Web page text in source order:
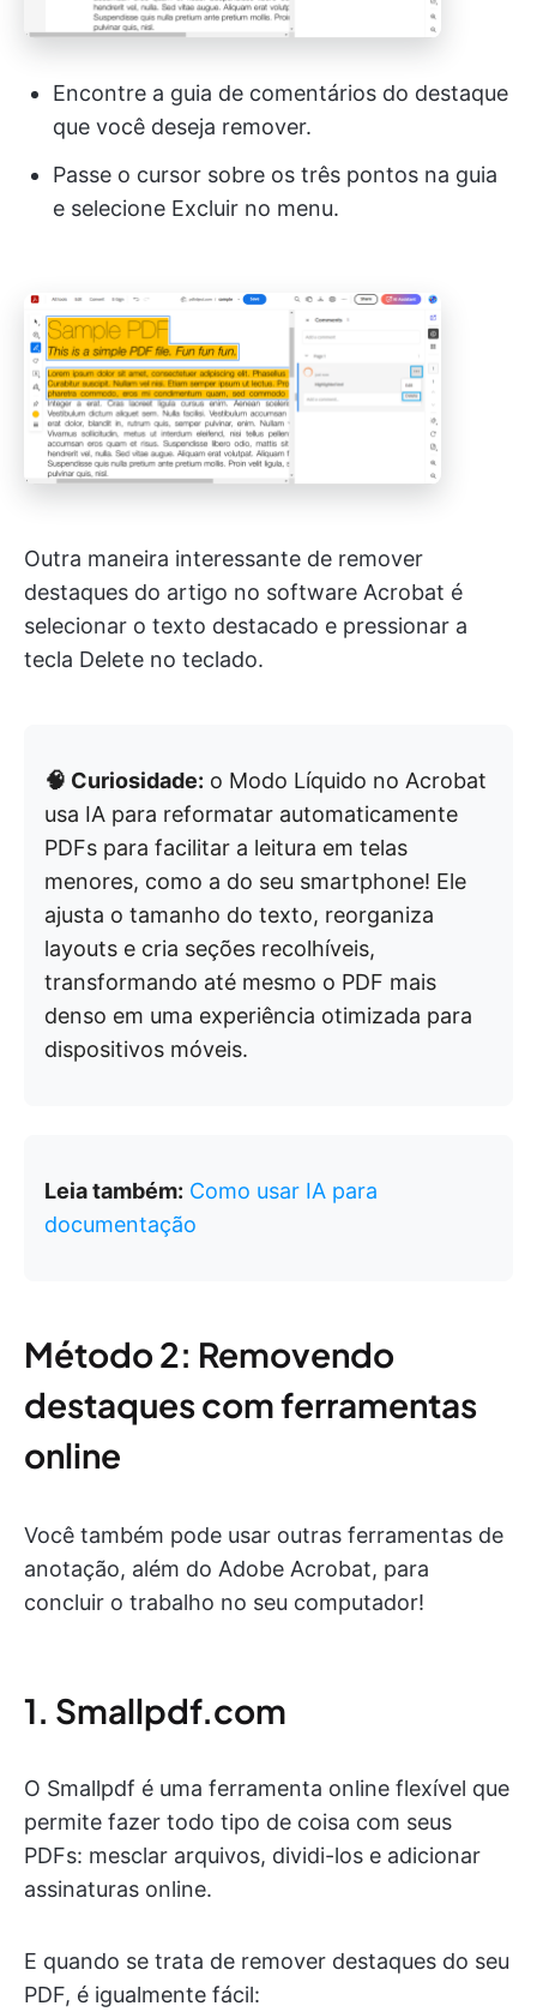
Encontre a guia de comentários do destaque
que você deseja remover.
Passe o cursor sobre os três pontos na guia
e selecione Excluir no menu.
Outra maneira interessante de remover
destaques do artigo no software Acrobat é
selecionar o texto destacado e pressionar a
tecla Delete no teclado.
🧠 Curiosidade: o Modo Líquido no Acrobat
usa IA para reformatar automaticamente
PDFs para facilitar a leitura em telas
menores, como a do seu smartphone! Ele
ajusta o tamanho do texto, reorganiza
layouts e cria seções recolhíveis,
transformando até mesmo o PDF mais
denso em uma experiência otimizada para
dispositivos móveis.
Leia também: Como usar IA para
documentação
Método 2: Removendo
destaques com ferramentas
online
Você também pode usar outras ferramentas de
anotação, além do Adobe Acrobat, para
concluir o trabalho no seu computador!
1. Smallpdf.com
O Smallpdf é uma ferramenta online flexível que
permite fazer todo tipo de coisa com seus
PDFs: mesclar arquivos, dividi-los e adicionar
assinaturas online.
E quando se trata de remover destaques do seu
PDF, é igualmente fácil: